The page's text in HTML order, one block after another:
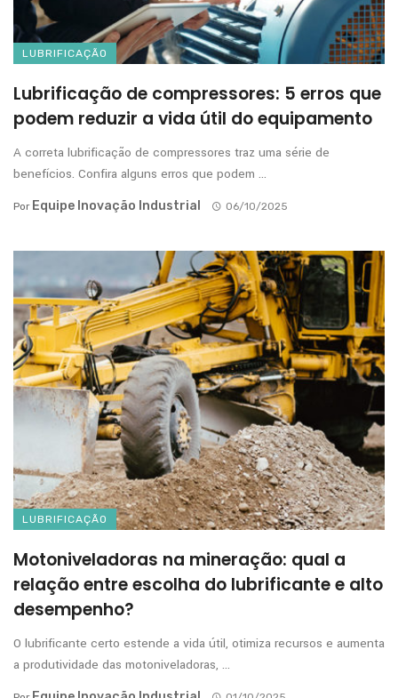
LUBRIFICAÇÃO
Lubrificação de compressores: 5 erros que
podem reduzir a vida útil do equipamento
A correta lubrificação de compressores traz uma série de
benefícios. Confira alguns erros que podem ...
Por Equipe Inovação Industrial 06/10/2025
LUBRIFICAÇÃO
Motoniveladoras na mineração: qual a
relação entre escolha do lubrificante e alto
desempenho?
O lubrificante certo estende a vida útil, otimiza recursos e aumenta
a produtividade das motoniveladoras, ...